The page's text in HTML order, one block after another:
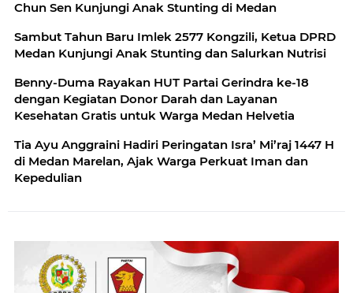
Chun Sen Kunjungi Anak Stunting di Medan
Sambut Tahun Baru Imlek 2577 Kongzili, Ketua DPRD
Medan Kunjungi Anak Stunting dan Salurkan Nutrisi
Benny-Duma Rayakan HUT Partai Gerindra ke-18
dengan Kegiatan Donor Darah dan Layanan
Kesehatan Gratis untuk Warga Medan Helvetia
Tia Ayu Anggraini Hadiri Peringatan Isra’ Mi’raj 1447 H
di Medan Marelan, Ajak Warga Perkuat Iman dan
Kepedulian